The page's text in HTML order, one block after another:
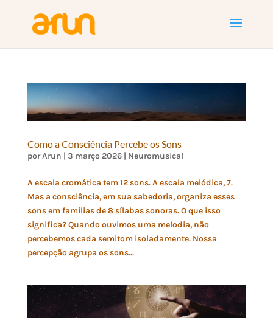
Como a Consciência Percebe os Sons
porArun | 3 março 2026| Neuromusical
A escala cromática tem 12 sons. A escala melódica, 7.
Mas a consciência, em sua sabedoria, organiza esses
sons em famílias de 8 sílabas sonoras. O que isso
significa? Quando ouvimos uma melodia, não
percebemos cada semitom isoladamente. Nossa
percepção agrupa os sons...